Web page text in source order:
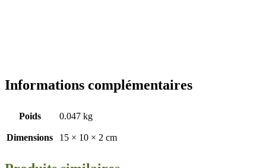
Informations complémentaires
Poids 0.047 kg
Dimensions 15 × 10 × 2 cm